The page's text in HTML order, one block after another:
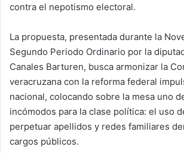
contra el nepotismo electoral.
La propuesta, presentada durante la
Segundo Periodo Ordinario por la
Canales Barturen, busca armonizar la
veracruzana con la reforma federal
nacional, colocando sobre la mesa uno
incómodos para la clase política: el uso
perpetuar apellidos y redes familiares
cargos públicos.